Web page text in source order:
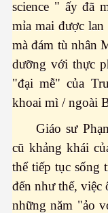
science " ấy đã
mỉa mai được
mà đám tù nhân
dưỡng với thực
"đại mễ" của
khoai mì / ngoài
Giáo sư
cũ khảng khái
thể tiếp tục sống
đến như thế,
những năm "ảo
năm 2030